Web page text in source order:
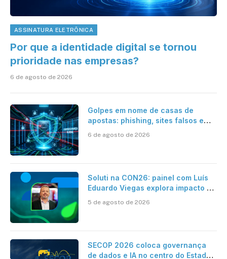
ASSINATURA ELETRÔNICA
Por que a identidade digital se tornou
prioridade nas empresas?
6 de agosto de 2026
Golpes em nome de casas de
apostas: phishing, sites falsos e
6 de agosto de 2026
Soluti na CON26: painel com Luís
Eduardo Viegas explora impacto de
Contabilidade
5 de agosto de 2026
SECOP 2026 coloca governança
de dados e IA no centro do Estado